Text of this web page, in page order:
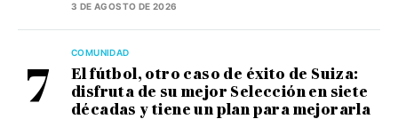
3 DE AGOSTO DE 2026
COMUNIDAD
El fútbol, otro caso de éxito de Suiza:
disfruta de su mejor Selección en siete
décadas y tiene un plan para mejorarla